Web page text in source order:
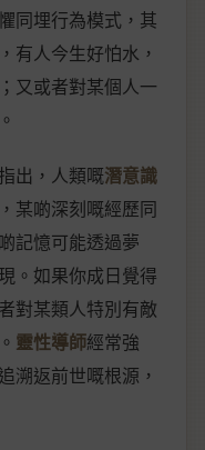
同埋行為模式，其
有人今生好怕水，
又或者對某個人一
出，人類嘅潛意識
某啲深刻嘅經歷同
記憶可能透過夢
。如果你成日覺得
對某類人特別有敵
靈性導師經常強
溯返前世嘅根源，